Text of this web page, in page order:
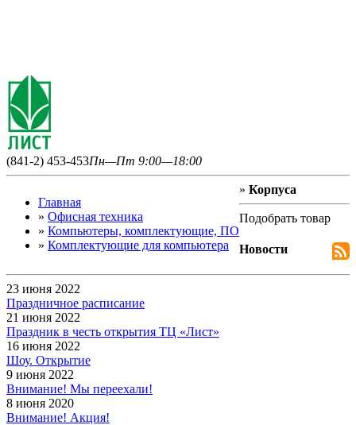
(841-2) 453-453Пн—Пт 9:00—18:00
Главная
» Офисная техника
» Компьютеры, комплектующие, ПО
» Комплектующие для компьютера
» Корпуса
Подобрать товар
Новости
23 июня 2022
Праздничное расписание
21 июня 2022
Праздник в честь открытия ТЦ «Лист»
16 июня 2022
Шоу. Открытие
9 июня 2022
Внимание! Мы переехали!
8 июня 2020
Внимание! Акция!